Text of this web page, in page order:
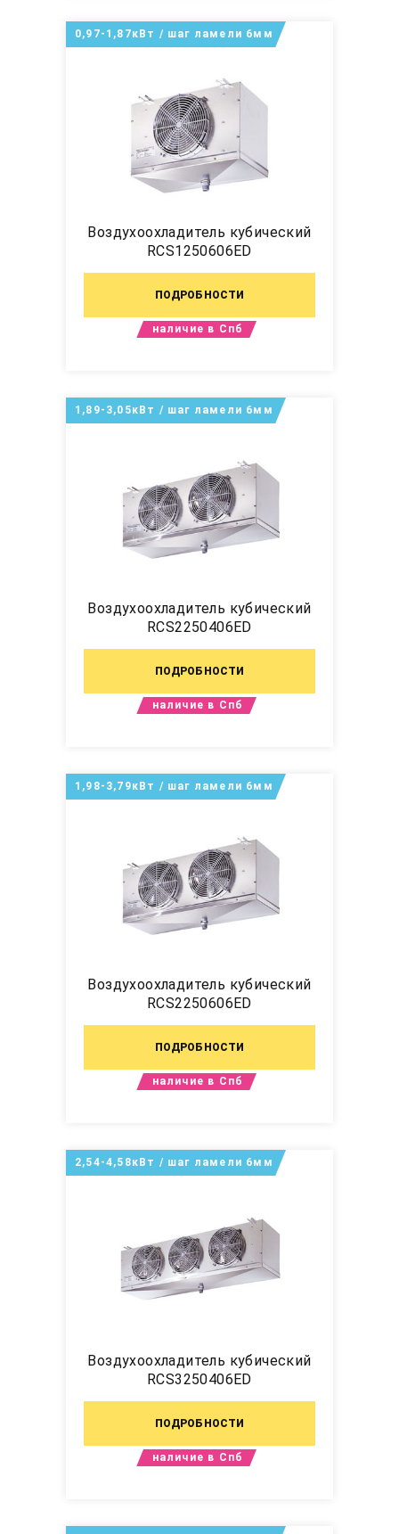
Воздухоохладитель кубический
RCS1250606ED
ПОДРОБНОСТИ
0,97-1,87кВт / шаг ламели 6мм
наличие в Спб
Воздухоохладитель кубический
RCS2250406ED
ПОДРОБНОСТИ
1,89-3,05кВт / шаг ламели 6мм
наличие в Спб
Воздухоохладитель кубический
RCS2250606ED
ПОДРОБНОСТИ
1,98-3,79кВт / шаг ламели 6мм
наличие в Спб
Воздухоохладитель кубический
RCS3250406ED
ПОДРОБНОСТИ
2,54-4,58кВт / шаг ламели 6мм
наличие в Спб